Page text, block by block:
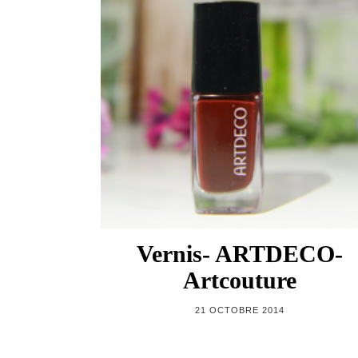
Vernis- ARTDECO-
Artcouture
21 OCTOBRE 2014